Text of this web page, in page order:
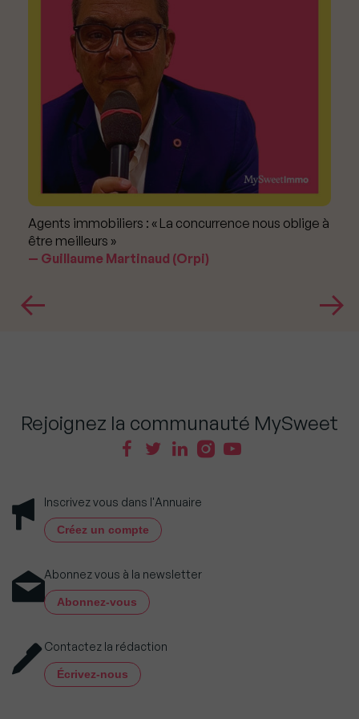
Agents immobiliers : « La concurrence nous oblige à
être meilleurs »
Guillaume Martinaud (Orpi)
Rejoignez la communauté MySweet
Inscrivez vous dans l'Annuaire
Créez un compte
Abonnez vous à la newsletter
Abonnez-vous
Contactez la rédaction
Écrivez-nous